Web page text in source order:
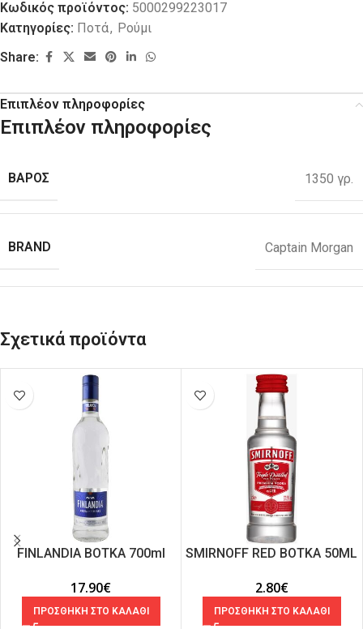
Κωδικός προϊόντος: 5000299223017
Κατηγορίες: Ποτά, Ρούμι
Share:
Επιπλέον πληροφορίες
Επιπλέον πληροφορίες
ΒΑΡΟΣ 1350 γρ.
BRAND Captain Morgan
Σχετικά προϊόντα
FIΝLANDIA ΒΟΤΚΑ 700ml
17.90€
ΠΡΟΣΘΗΚΗ ΣΤΟ ΚΑΛΑΘΙ
SMIRNOFF RED ΒΟΤΚΑ 50ML
2.80€
ΠΡΟΣΘΗΚΗ ΣΤΟ ΚΑΛΑΘΙ